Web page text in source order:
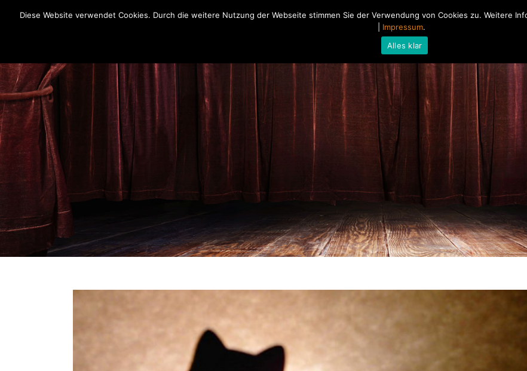
Home
Diese Website verwendet Cookies. Durch die weitere Nutzung der Webseite stimmen Sie der Verwendung von Cookies zu. Weitere
Impressum.
Alles klar